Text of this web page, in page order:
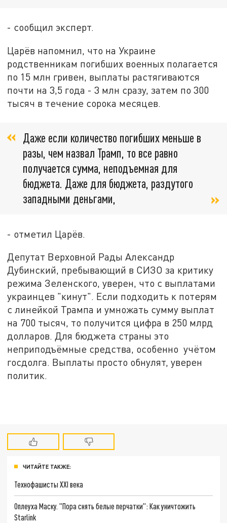
- сообщил эксперт.
Царёв напомнил, что на Украине
родственникам погибших военных полагается
по 15 млн гривен, выплаты растягиваются
почти на 3,5 года - 3 млн сразу, затем по 300
тысяч в течение сорока месяцев.
Даже если количество погибших меньше в
разы, чем назвал Трамп, то все равно
получается сумма, неподъемная для
бюджета. Даже для бюджета, раздутого
западными деньгами,
- отметил Царёв.
Депутат Верховной Рады Александр
Дубинский, пребывающий в СИЗО за критику
режима Зеленского, уверен, что с выплатами
украинцев "кинут". Если подходить к потерям
с линейкой Трампа и умножать сумму выплат
на 700 тысяч, то получится цифра в 250 млрд
долларов. Для бюджета страны это
неприподъёмные средства, особенно учётом
госдолга. Выплаты просто обнулят, уверен
политик.
ЧИТАЙТЕ ТАКЖЕ:
Технофашисты XXI века
Оплеуха Маску. "Пора снять белые перчатки": Как уничтожить
Starlink